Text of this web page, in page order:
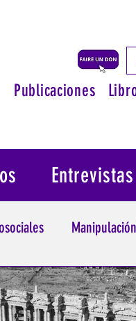
Publicaciones
de la
Entrevistas